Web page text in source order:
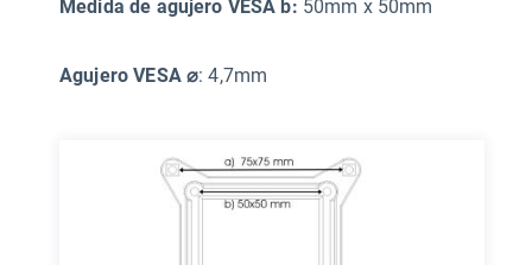
Medida de agujero VESA b: 50mm x 50mm
Agujero VESA ⌀: 4,7mm